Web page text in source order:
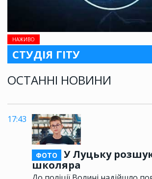
НАЖИВО
СТУДІЯ ГІТУ
ОСТАННІ НОВИНИ
17:43
ФОТО
У Луцьку
школяра